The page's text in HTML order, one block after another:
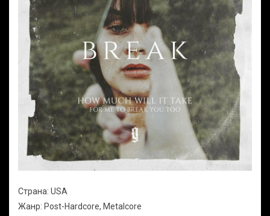
Страна: USA
Жанр: Post-Hardcore, Metalcore